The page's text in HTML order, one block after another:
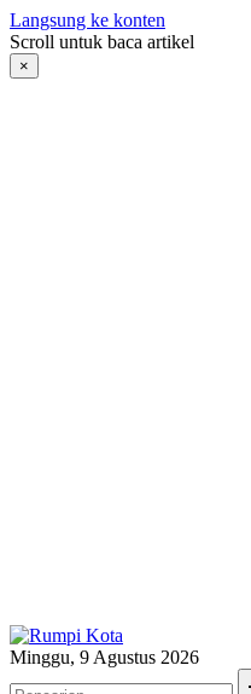
Langsung ke konten
Scroll untuk baca artikel
×
Minggu, 9 Agustus 2026